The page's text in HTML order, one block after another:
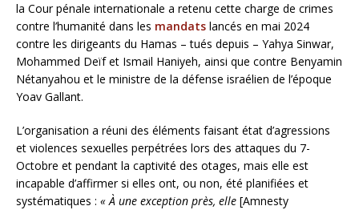
la Cour pénale internationale a retenu cette charge de crimes
contre l’humanité dans les mandats lancés en mai 2024
contre les dirigeants du Hamas – tués depuis – Yahya Sinwar,
Mohammed Deïf et Ismail Haniyeh, ainsi que contre Benyamin
Nétanyahou et le ministre de la défense israélien de l’époque
Yoav Gallant.
L’organisation a réuni des éléments faisant état d’agressions
et violences sexuelles perpétrées lors des attaques du 7-
Octobre et pendant la captivité des otages, mais elle est
incapable d’affirmer si elles ont, ou non, été planifiées et
systématiques : « À une exception près, elle [Amnesty